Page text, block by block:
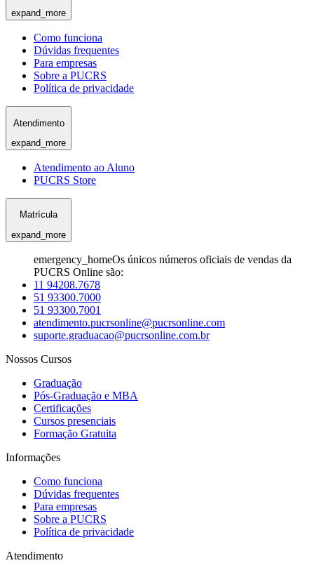
expand_more
Como funciona
Dúvidas frequentes
Para empresas
Sobre a PUCRS
Política de privacidade
Atendimento
expand_more
Atendimento ao Aluno
PUCRS Store
Matrícula
expand_more
emergency_homeOs únicos números oficiais de vendas da
PUCRS Online são:
11 94208.7678
51 93300.7000
51 93300.7001
atendimento.pucrsonline@pucrsonline.com
suporte.graduacao@pucrsonline.com.br
Nossos Cursos
Graduação
Pós-Graduação e MBA
Certificações
Cursos presenciais
Formação Gratuita
Informações
Como funciona
Dúvidas frequentes
Para empresas
Sobre a PUCRS
Política de privacidade
Atendimento